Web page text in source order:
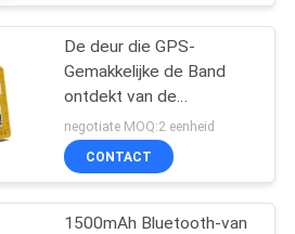
De deur die GPS-
Gemakkelijke de Band
ontdekt van de
Containerdrijver 4G
installeert lange
levensduur batterij
negotiate MOQ:2 eenheid
CONTACT
1500mAh Bluetooth-van